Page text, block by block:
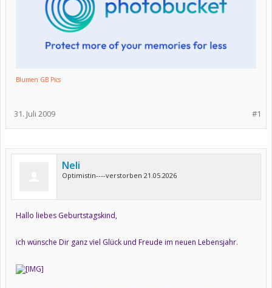
Blumen GB Pics
#1
31. Juli 2009
Neli
Optimistin----verstorben 21.05.2026
Hallo liebes Geburtstagskind,
ich wünsche Dir ganz viel Glück und Freude im neuen Lebensjahr.